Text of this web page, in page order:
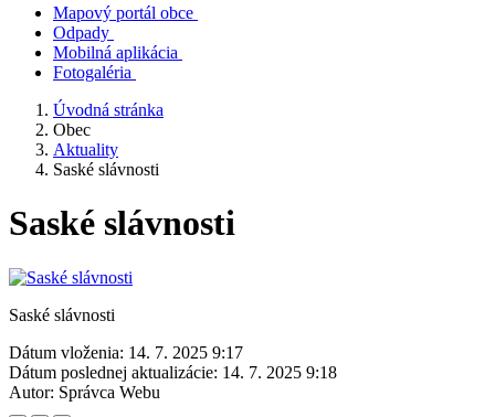
Mapový portál obce
Odpady
Mobilná aplikácia
Fotogaléria
Úvodná stránka
Obec
Aktuality
Saské slávnosti
Saské slávnosti
Saské slávnosti
Dátum vloženia: 14. 7. 2025 9:17
Dátum poslednej aktualizácie: 14. 7. 2025 9:18
Autor: Správca Webu